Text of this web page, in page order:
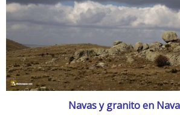
Navas y granito en